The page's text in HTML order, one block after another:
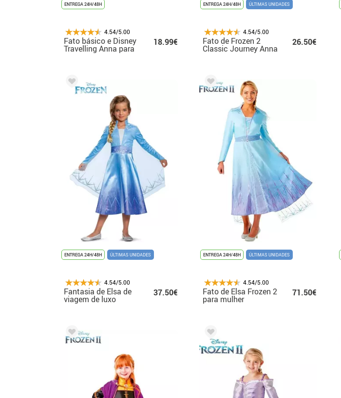
ENTREGA 24H/48H
4.54/5.00
Fato básico e Disney
Travelling Anna para
18.99€
ENTREGA 24H/48H ÚLTIMAS UNIDADES
4.54/5.00
Fato de Frozen 2
Classic Journey Anna
26.50€
ENTREGA 24H/48H ÚLTIMAS UNIDADES
4.54/5.00
Fantasia de Elsa de
viagem de luxo
Frozen 2 para
37.50€
ENTREGA 24H/48H ÚLTIMAS UNIDADES
4.54/5.00
Fato de Elsa Frozen 2
para mulher
71.50€